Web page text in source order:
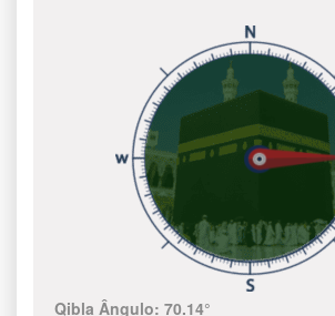
Qibla Ângulo:70.14°